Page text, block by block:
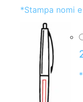
*Stampa nomi
*